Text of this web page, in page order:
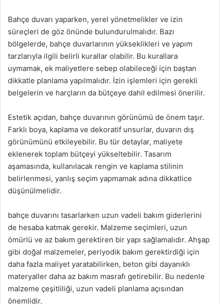
Bahçe duvarı yaparken, yerel yönetmelikler ve izin
süreçleri de göz önünde bulundurulmalıdır. Bazı
bölgelerde, bahçe duvarlarının yükseklikleri ve yapım
tarzlarıyla ilgili belirli kurallar olabilir. Bu kurallara
uymamak, ek maliyetlere sebep olabileceği için baştan
dikkatle planlama yapılmalıdır. İzin işlemleri için gerekli
belgelerin ve harçların da bütçeye dahil edilmesi önerilir.
Estetik açıdan, bahçe duvarının görünümü de önem taşır.
Farklı boya, kaplama ve dekoratif unsurlar, duvarın dış
görünümünü etkileyebilir. Bu tür detaylar, maliyete
eklenerek toplam bütçeyi yükseltebilir. Tasarım
aşamasında, kullanılacak rengin ve kaplama stilinin
belirlenmesi, yanlış seçim yapmamak adına dikkatlice
düşünülmelidir.
bahçe duvarını tasarlarken uzun vadeli bakım giderlerini
de hesaba katmak gerekir. Malzeme seçimleri, uzun
ömürlü ve az bakım gerektiren bir yapı sağlamalıdır. Ahşap
gibi doğal malzemeler, periyodik bakım gerektirdiği için
daha fazla maliyet yaratabilirken, beton gibi dayanıklı
materyaller daha az bakım masrafı getirebilir. Bu nedenle
malzeme çeşitliliği, uzun vadeli planlama açısından
önemlidir.